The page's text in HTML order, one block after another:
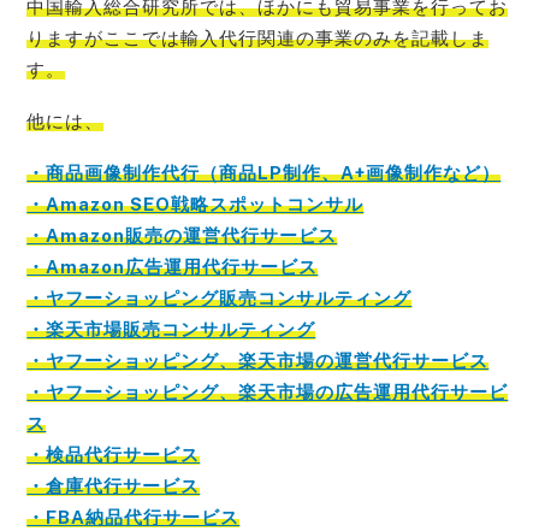
中国輸入総合研究所では、ほかにも貿易事業を行ってお
りますがここでは輸入代行関連の事業のみを記載しま
す。
他には、
・商品画像制作代行（商品LP制作、A+画像制作など）
・Amazon SEO戦略スポットコンサル
・Amazon販売の運営代行サービス
・Amazon広告運用代行サービス
・ヤフーショッピング販売コンサルティング
・楽天市場販売コンサルティング
・ヤフーショッピング、楽天市場の運営代行サービス
・ヤフーショッピング、楽天市場の広告運用代行サービ
ス
・検品代行サービス
・倉庫代行サービス
・FBA納品代行サービス